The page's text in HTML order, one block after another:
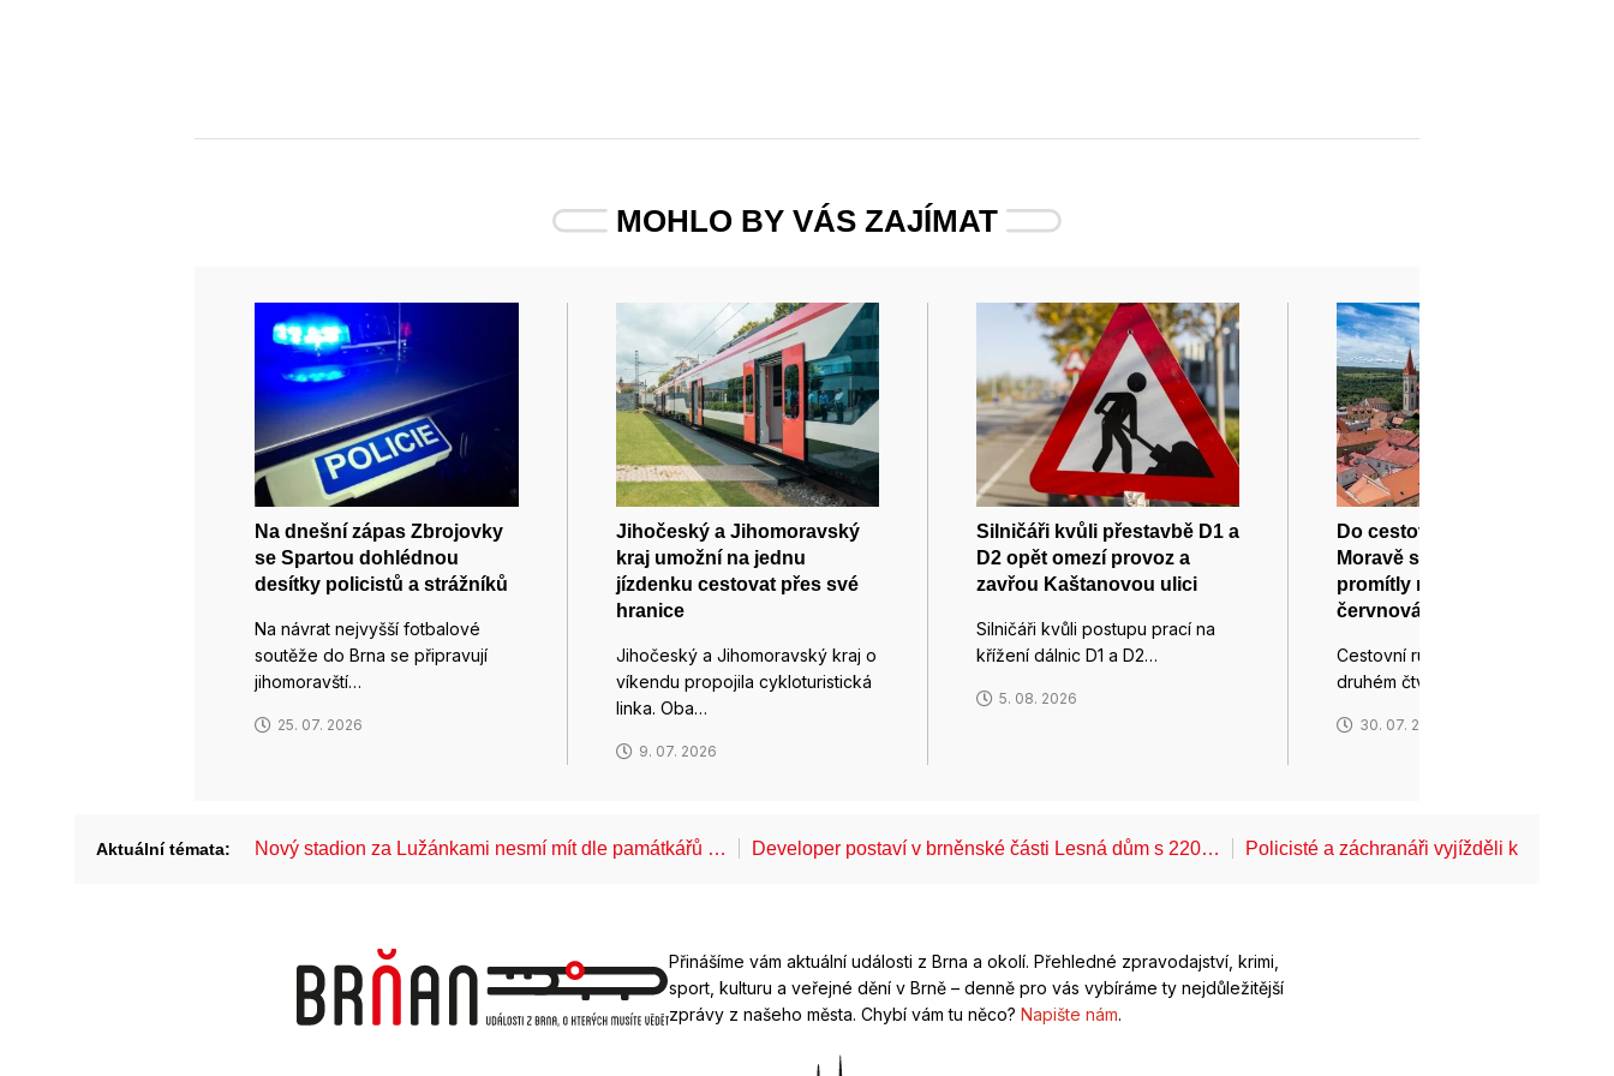
MOHLO BY VÁS ZAJÍMAT
Na dnešní zápas Zbrojovky
se Spartou dohlédnou
desítky policistů a strážníků
Na návrat nejvyšší fotbalové
soutěže do Brna se připravují
jihomoravští…
25. 07. 2026
Jihočeský a Jihomoravský
kraj umožní na jednu
jízdenku cestovat přes své
hranice
Jihočeský a Jihomoravský kraj o
víkendu propojila cykloturistická
linka. Oba…
9. 07. 2026
Silničáři kvůli přestavbě D1 a
D2 opět omezí provoz a
zavřou Kaštanovou ulici
Silničáři kvůli postupu prací na
křížení dálnic D1 a D2…
5. 08. 2026
Do cestovního ruchu na jižní
Moravě se před prázdninami
promítly nové expozice i
červnová horka
Cestovní ruch na jižní Moravě ve
druhém čtvrtletí těžil z…
30. 07. 2026
Aktuální témata: Nový stadion za Lužánkami nesmí mít dle památkářů … Developer postaví v brněnské části Lesná dům s 220… Policisté a záchranáři vyjížděli k pádům z
Přinášíme vám aktuální události z Brna a okolí. Přehledné zpravodajství, krimi,
sport, kulturu a veřejné dění v Brně – denně pro vás vybíráme ty nejdůležitější
zprávy z našeho města. Chybí vám tu něco? Napište nám.